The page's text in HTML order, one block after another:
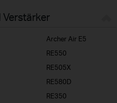
Verstärker
Archer Air E5
RE550
RE505X
RE580D
RE350